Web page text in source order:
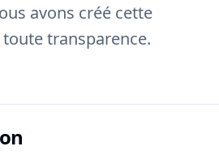
avons créé cette
transparence.